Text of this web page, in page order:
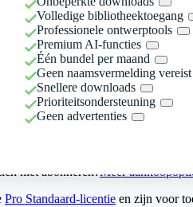
Volledige bibliotheektoegang
Professionele ontwerptools
Premium AI-functies
Één bundel per maand
Geen naamsvermelding vereist
Snellere downloads
Prioriteitsondersteuning
Geen advertenties
niet abonneren?Meer
Pro Standaard-licentie en zijn voor